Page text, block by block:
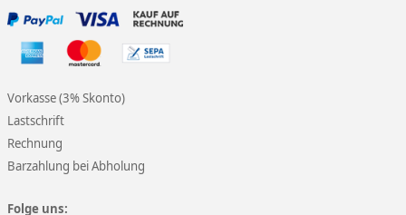
Vorkasse (3% Skonto)
Lastschrift
Rechnung
Barzahlung bei Abholung
Folge uns: